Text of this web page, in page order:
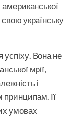
свою українську
успіху. Вона не
мрії,
і
Її
умовах